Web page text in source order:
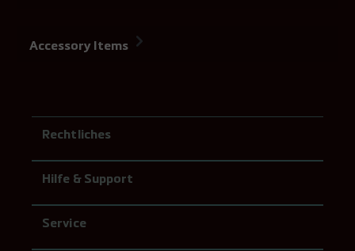
Accessory Items
Rechtliches
Hilfe & Support
Service